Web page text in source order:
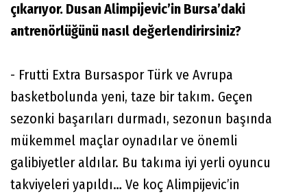
çıkarıyor. Dusan Alimpijevic’in Bursa’daki
antrenörlüğünü nasıl değerlendirirsiniz?
- Frutti Extra Bursaspor Türk ve Avrupa
basketbolunda yeni, taze bir takım. Geçen
sezonki başarıları durmadı, sezonun başında
mükemmel maçlar oynadılar ve önemli
galibiyetler aldılar. Bu takıma iyi yerli oyuncu
takviyeleri yapıldı… Ve koç Alimpijevic’in